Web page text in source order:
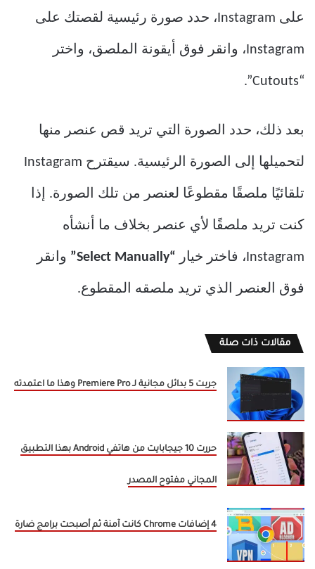
على Instagram، حدد صورة رئيسية لقصتك على
Instagram، وانقر فوق أيقونة الملصق، واختر
“Cutouts”.
بعد ذلك، حدد الصورة التي تريد قص عنصر منها
لتحميلها إلى الصورة الرئيسية. سيقترح Instagram
تلقائيًا ملصقًا مقطوعًا لعنصر من تلك الصورة. إذا
كنت تريد ملصقًا لأي عنصر بخلاف ما أنشأه
Instagram، فاختر خيار “Select Manually” وانقر
فوق العنصر الذي تريد ملصقه المقطوع.
مقالات ذات صلة
جربت 5 بدائل مجانية لـ Premiere Pro وهذا ما اعتمدته
حررت 10 جيجابايت من هاتفي Android بهذا التطبيق
المجاني مفتوح المصدر
4 إضافات Chrome كانت آمنة ثم أصبحت برامج ضارة